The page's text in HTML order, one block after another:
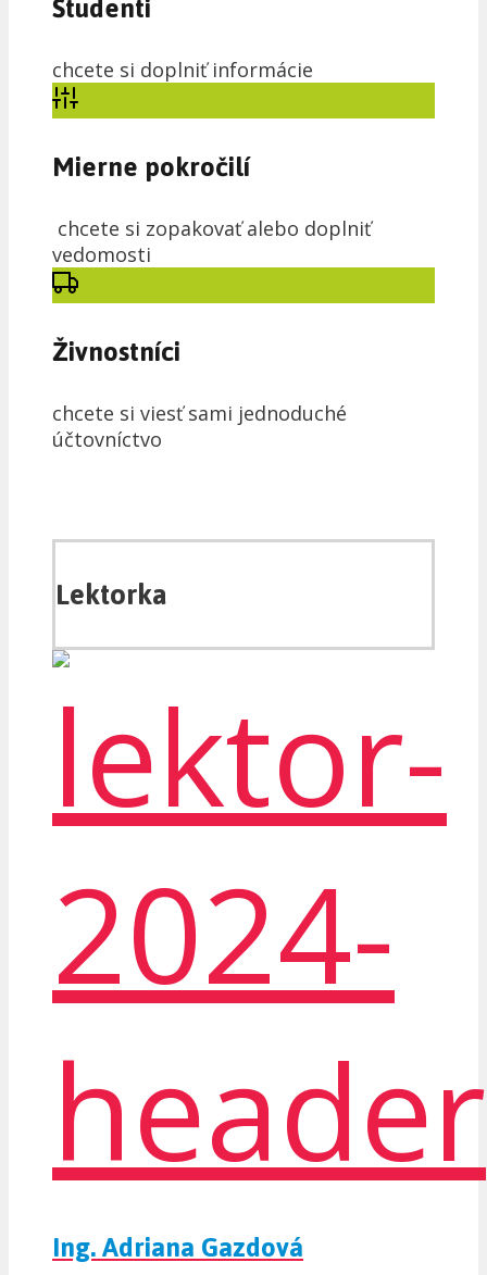
chcete si doplniť informácie
Mierne pokročilí
chcete si zopakovať alebo doplniť
vedomosti
Živnostníci
chcete si viesť sami jednoduché
účtovníctvo
Lektorka
Ing. Adriana Gazdová